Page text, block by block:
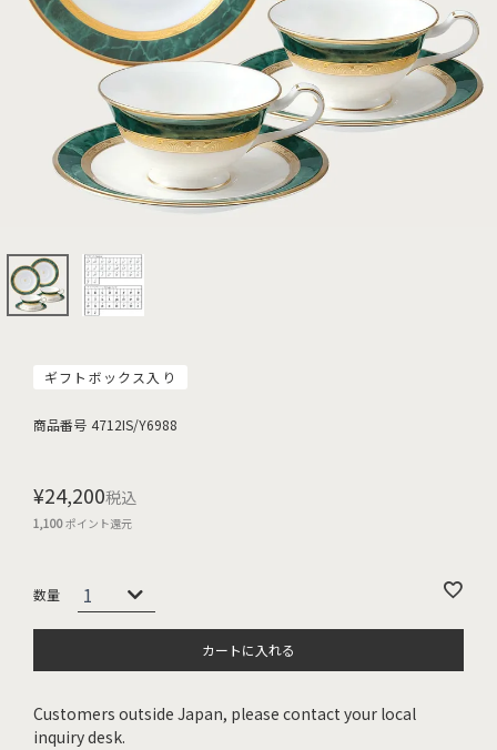
ギフトボックス入り
商品番号 4712IS/Y6988
¥24,200税込
1,100ポイント還元
カートに入れる
Customers outside Japan, please contact your local
inquiry desk.